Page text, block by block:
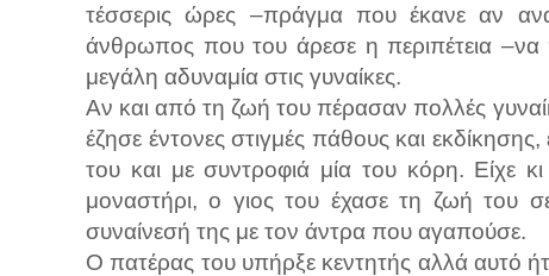
τέσσερις ώρες –πράγμα που έκανε αν
άνθρωπος που του άρεσε η περιπέτεια –να
μεγάλη αδυναμία στις γυναίκες.
Αν και από τη ζωή του πέρασαν πολλές
έζησε έντονες στιγμές πάθους και
του και με συντροφιά μία του κόρη. Είχε
μοναστήρι, ο γιος του έχασε τη ζωή του
συναίνεσή της με τον άντρα που αγαπούσε.
Ο πατέρας του υπήρξε κεντητής αλλά αυτό